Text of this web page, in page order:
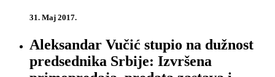
31. Maj 2017.
Aleksandar Vučić stupio na dužnost
predsednika Srbije: Izvršena